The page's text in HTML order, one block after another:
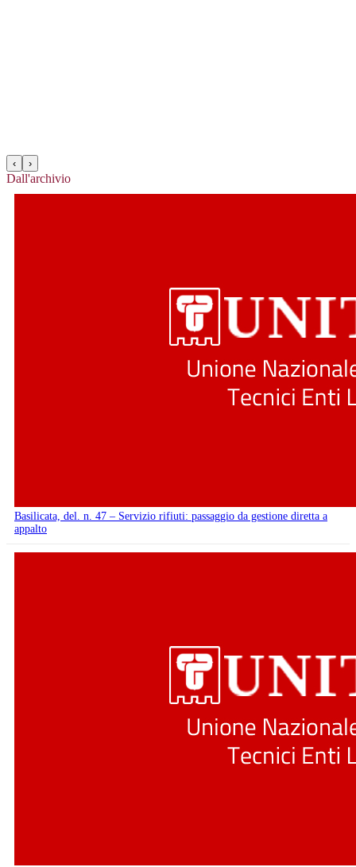
‹ ›
Dall'archivio
Basilicata, del. n. 47 – Servizio rifiuti: passaggio da gestione diretta a
appalto